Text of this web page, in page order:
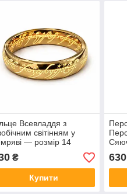
Всевладдя з
світінням у
— розмір 14
мм)
₴
Купити
12,
630